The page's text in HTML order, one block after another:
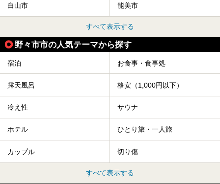
白山市 能美市
すべて表示する
野々市市の人気テーマから探す
宿泊 お食事・食事処
露天風呂 格安（1,000円以下）
冷え性 サウナ
ホテル ひとり旅・一人旅
カップル 切り傷
すべて表示する